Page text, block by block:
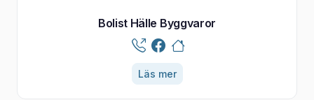
Bolist Hälle Byggvaror
Läs mer